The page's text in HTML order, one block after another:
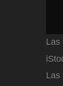
Las
Las